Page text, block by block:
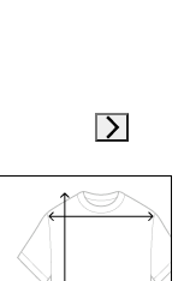
サンダル
その他